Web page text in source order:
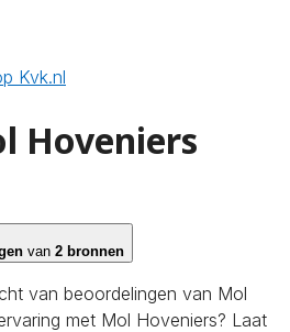
Kvk.nl
Hoveniers
van 2 bronnen
van beoordelingen van Mol
met Mol Hoveniers? Laat